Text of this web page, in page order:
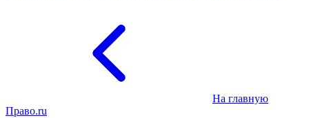
На главную
Право.ru